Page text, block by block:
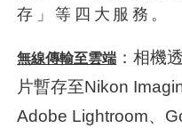
存」等四大服務。
無線傳輸至雲端 ：相機
片暫存至Nikon
Adobe Lightroom、